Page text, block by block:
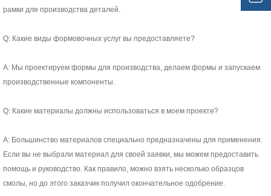
рамки для производства деталей.
Q: Какие виды формовочных услуг вы предоставляете?
А: Мы проектируем формы для производства, делаем формы и запускаем
производственные компоненты.
Q: Какие материалы должны использоваться в моем проекте?
А: Большинство материалов специально предназначены для применения.
Если вы не выбрали материал для своей заявки, мы можем предоставить
помощь и руководство. Как правило, можно взять несколько образцов
смолы, но до этого заказчик получил окончательное одобрение.